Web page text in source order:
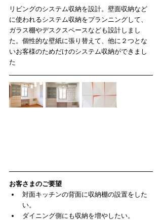
リビングのシステム収納を設計。壁面収納など
に使われるシステム収納をプランニングして、
ガラス棚やデスクスペースなども設計しまし
た。個性的な壁紙に張り替えて、他に２つとな
いお客様のためだけのシステム収納ができまし
た
お客さまのご要望
対面キッチンの背面に収納棚の設置をした
い。
ダイニング側にも収納を増やしたい。